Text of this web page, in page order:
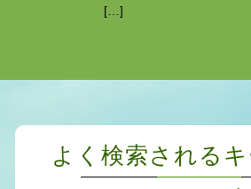
[…]
よく検索される